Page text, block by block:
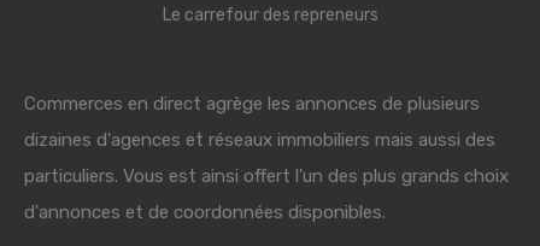
Le carrefour des repreneurs
Commerces en direct agrège les annonces de plusieurs
dizaines d'agences et réseaux immobiliers mais aussi des
particuliers. Vous est ainsi offert l'un des plus grands choix
d'annonces et de coordonnées disponibles.